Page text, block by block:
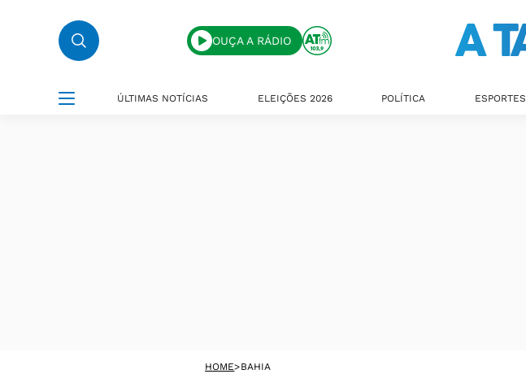
OUÇA A RÁDIO
ÚLTIMAS NOTÍCIAS ELEIÇÕES 2026 POLÍTICA ESPORTES
HOME>BAHIA